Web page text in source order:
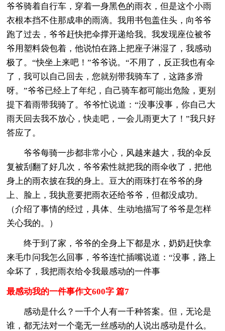
爷爷骑着自行车，穿着一身黑色的雨衣，但是这个小雨
衣根本挡不住那成串的雨滴。我用书包盖住头，向爷爷
跑了过去，爷爷赶快把伞撑开递给我。我发现座位被爷
爷用塑料袋包着，他说怕在路上把座子淋湿了，我感动
极了。“快坐上来吧！”爷爷说。“不用了，反正我也有伞
了，我可以自己回去，您就别带我骑车了，这路多滑
呀。”爷爷已经上了年纪，自己骑车都可能出危险，更别
提下着雨带我骑了。爷爷忙说道：“没事没事，你自己大
雨天回去我不放心，快走吧，一会儿雨更大了！”我只好
答应了。
爷爷每骑一步都非常小心，风越来越大，我的伞反
复被刮翻了好几次，爷爷索性就把我的雨伞收了，把他
身上的雨衣披在我的身上。豆大的雨珠打在爷爷的身
上、脸上，我执意要把雨衣还给爷爷，但都没成功。
（介绍了事情的经过，具体、生动地描写了爷爷是怎样
关心我的。）
终于到了家，爷爷的全身上下都是水，奶奶赶快拿
来毛巾问我怎么回事，爷爷连忙插嘴说道：“没事，路上
伞坏了，我把雨衣给令我最感动的一件事
最感动我的一件事作文600字 篇7
感动是什么？一千个人有一千种答案。但，无论是
谁，都无法对一个毫无一丝感动的人说出感动是什么。